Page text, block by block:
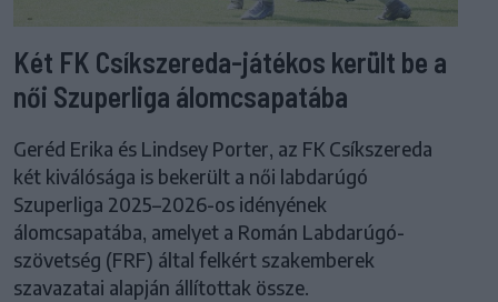
Két FK Csíkszereda-játékos került be a
női Szuperliga álomcsapatába
Geréd Erika és Lindsey Porter, az FK Csíkszereda
két kiválósága is bekerült a női labdarúgó
Szuperliga 2025–2026-os idényének
álomcsapatába, amelyet a Román Labdarúgó-
szövetség (FRF) által felkért szakemberek
szavazatai alapján állítottak össze.